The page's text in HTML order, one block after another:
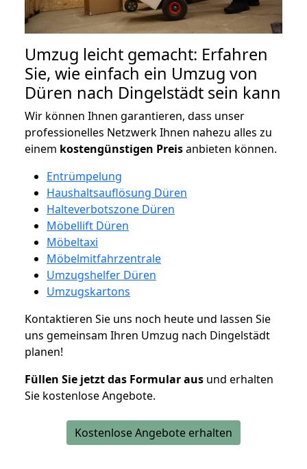
Umzug leicht gemacht: Erfahren
Sie, wie einfach ein Umzug von
Düren nach Dingelstädt sein kann
Wir können Ihnen garantieren, dass unser
professionelles Netzwerk Ihnen nahezu alles zu
einem kostengünstigen Preisanbieten können.
Entrümpelung
Haushaltsauflösung Düren
Halteverbotszone Düren
Möbellift Düren
Möbeltaxi
Möbelmitfahrzentrale
Umzugshelfer Düren
Umzugskartons
Kontaktieren Sie uns noch heute und lassen Sie
uns gemeinsam Ihren Umzug nach Dingelstädt
planen!
Füllen Sie jetzt das Formular aus und erhalten
Sie kostenlose Angebote.
Kostenlose Angebote erhalten